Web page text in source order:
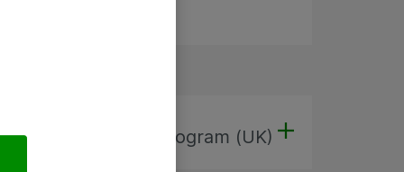
Hoster (QMTH) Program (UK)